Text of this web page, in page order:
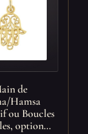
de
Hamsa
ou Boucles
option…